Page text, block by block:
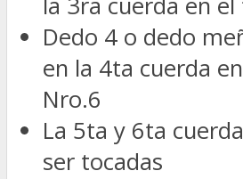
Dedo 4 o dedo
en la 4ta cuerda
Nro.6
La 5ta y 6ta
ser tocadas